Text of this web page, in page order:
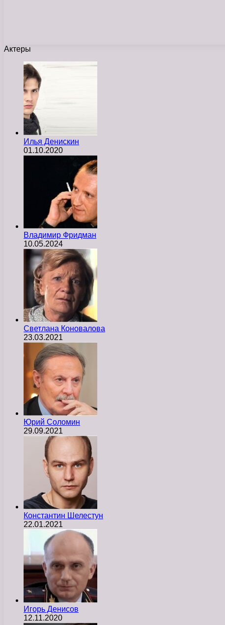
Актеры
Илья Денискин
01.10.2020
Владимир Фридман
10.05.2024
Светлана Коновалова
23.03.2021
Юрий Соломин
29.09.2021
Константин Шелестун
22.01.2021
Игорь Денисов
12.11.2020